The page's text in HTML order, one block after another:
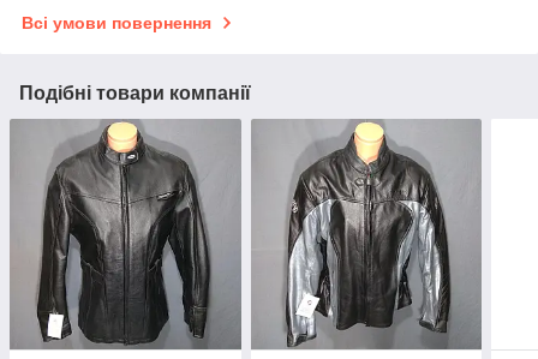
Всі умови повернення
Подібні товари компанії